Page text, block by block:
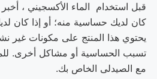
قبل استخدام الماء الأكسجيني ،
كان لديك حساسية منه؛ أو إذا كان
يحتوي هذا المنتج على مكونات غير
تسبب الحساسية أو مشاكل أخرى.
مع الصيدلى الخاص بك.